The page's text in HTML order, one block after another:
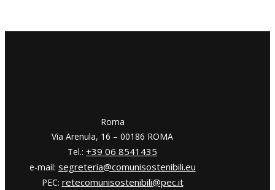
​​Roma
Via Arenula, 16 – 00186 ROMA
Tel.: +39 06 8541435
e-mail: segreteria@comunisostenibili.eu
PEC: retecomunisostenibili@pec.it